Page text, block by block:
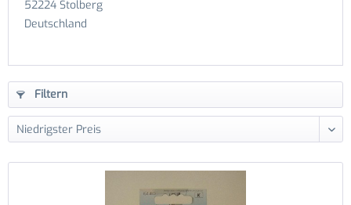
52224 Stolberg
Deutschland
Filtern